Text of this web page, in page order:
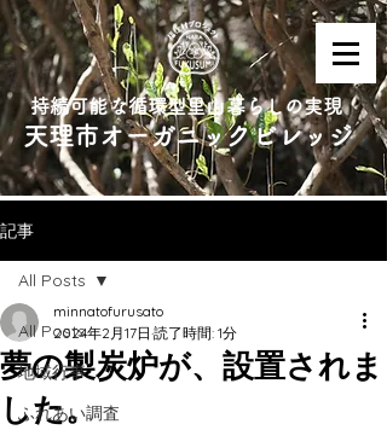
持続可能な循環型里山暮らしの実現
天理市オーガニックビレッジ
記事
All Posts
地域行事
ふれあい調査
All Posts
夢の製炭炉が、設置されま
した。
minnatofurusato
2024年2月17日 読了時間: 1分